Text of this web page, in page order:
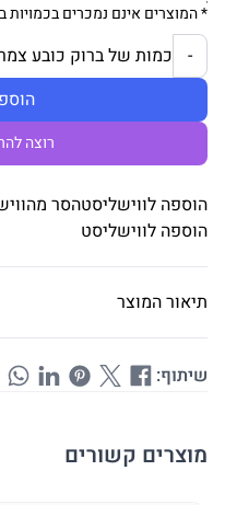
* המוצרים אינם נמכרים בכמויות
- כמות של ברוק כובע
רוצה
הוספה לווישליסטהסר
הוספה לווישליסט
תיאור המוצר
שיתוף:
מוצרים קשורים